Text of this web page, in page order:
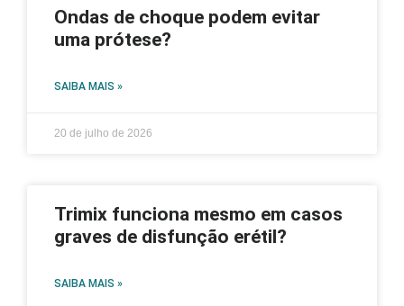
Ondas de choque podem evitar
uma prótese?
SAIBA MAIS »
20 de julho de 2026
Trimix funciona mesmo em casos
graves de disfunção erétil?
SAIBA MAIS »